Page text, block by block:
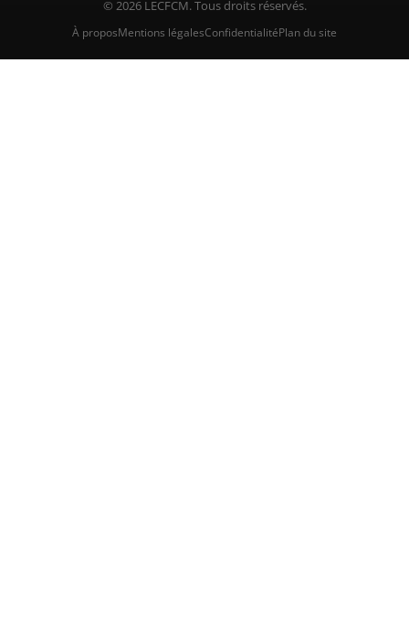
© 2026 LECFCM. Tous droits réservés.
À proposMentions légalesConfidentialitéPlan du site